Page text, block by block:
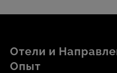
этого заслуженного
напиток в шезлонге,
Отели и
Опыт